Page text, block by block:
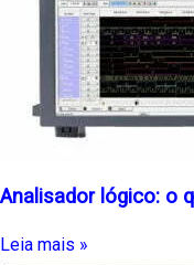
Analisador lógico: o
Leia mais »